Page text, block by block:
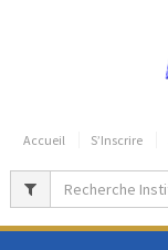
Accueil S’Inscrire